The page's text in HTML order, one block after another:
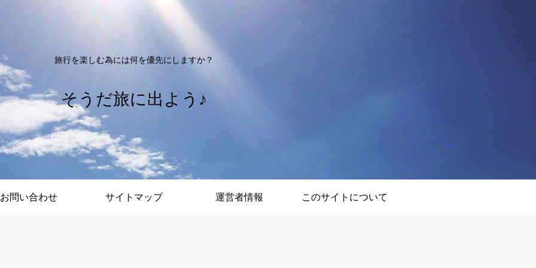
旅行を楽しむ為には何を優先にしますか？
そうだ旅に出よう♪
お問い合わせ サイトマップ 運営者情報 このサイトについて